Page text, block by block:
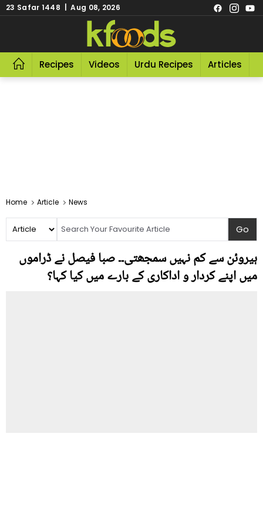
23 Safar 1448 | Aug 08, 2026
Recipes Videos Urdu Recipes Articles
Home Article News
ہیروئن سے کم نہیں سمجھتی۔۔ صبا فیصل نے ڈراموں
میں اپنے کردار و اداکاری کے بارے میں کیا کہا؟